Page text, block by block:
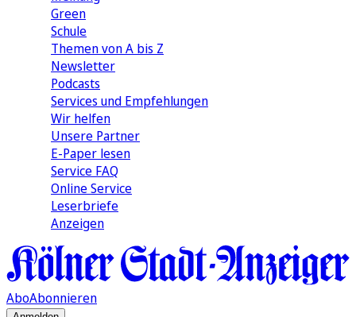
Green
Schule
Themen von A bis Z
Newsletter
Podcasts
Services und Empfehlungen
Wir helfen
Unsere Partner
E-Paper lesen
Service FAQ
Online Service
Leserbriefe
Anzeigen
AboAbonnieren